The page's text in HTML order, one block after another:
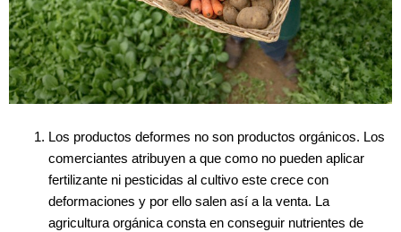
Los productos deformes no son productos orgánicos. Los
comerciantes atribuyen a que como no pueden aplicar
fertilizante ni pesticidas al cultivo este crece con
deformaciones y por ello salen así a la venta. La
agricultura orgánica consta en conseguir nutrientes de